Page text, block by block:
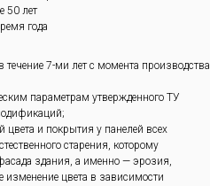
50 лет
года
течение 7-ми лет с момента производства
параметрам утвержденного ТУ
и покрытия у панелей всех
старения, которому
здания, а именно — эрозия,
изменение цвета в зависимости